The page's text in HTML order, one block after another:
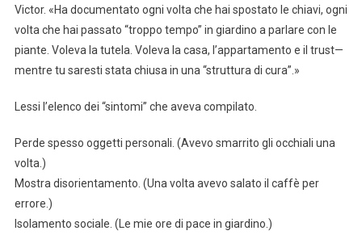
Victor. «Ha documentato ogni volta che hai spostato le chiavi, ogni
volta che hai passato “troppo tempo” in giardino a parlare con le
piante. Voleva la tutela. Voleva la casa, l’appartamento e il trust—
mentre tu saresti stata chiusa in una “struttura di cura”.»
Lessi l’elenco dei “sintomi” che aveva compilato.
Perde spesso oggetti personali. (Avevo smarrito gli occhiali una
volta.)
Mostra disorientamento. (Una volta avevo salato il caffè per
errore.)
Isolamento sociale. (Le mie ore di pace in giardino.)